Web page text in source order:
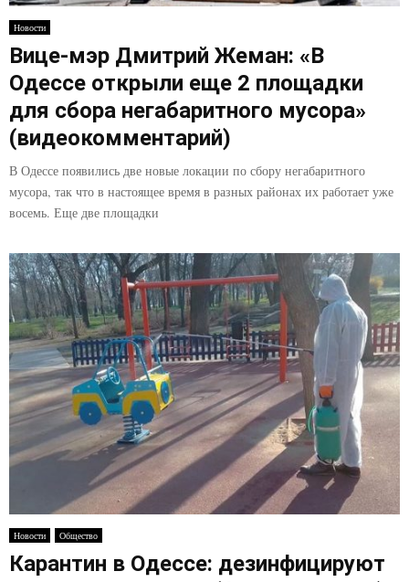
E
N
U
Новости
Вице-мэр Дмитрий Жеман: «В
Одессе открыли еще 2 площадки
для сбора негабаритного мусора»
(видеокомментарий)
В Одессе появились две новые локации по сбору негабаритного
мусора, так что в настоящее время в разных районах их работает уже
восемь. Еще две площадки
Новости Общество
Карантин в Одессе: дезинфицируют